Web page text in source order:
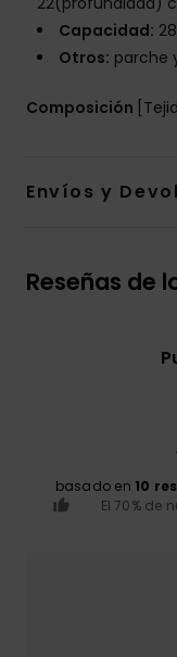
Capacidad:
Otros: parche
Composición
Envíos y
Reseñas de
basado en 10
El 70% de